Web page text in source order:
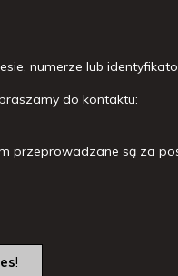
numerze lub
do kontaktu:
przeprowadzane są za
!